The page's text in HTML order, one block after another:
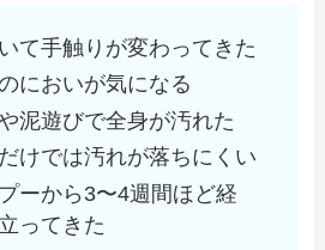
て手触りが変わってきた
においが気になる
泥遊びで全身が汚れた
けでは汚れが落ちにくい
ーから3〜4週間ほど経
ってきた